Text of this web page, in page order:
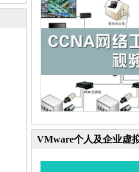
VMware个人及企业虚